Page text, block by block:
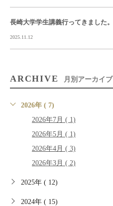
長崎大学学生講義行ってきました。
2025.11.12
ARCHIVE 月別アーカイブ
2026年 ( 7)
2026年7月 ( 1)
2026年5月 ( 1)
2026年4月 ( 3)
2026年3月 ( 2)
2025年 ( 12)
2024年 ( 15)